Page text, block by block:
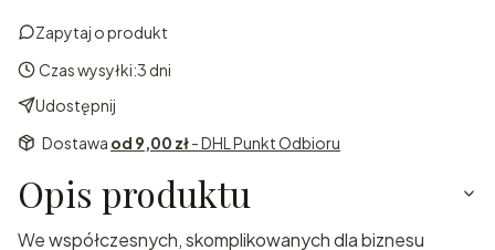
Zapytaj o produkt
Czas wysyłki:3 dni
Udostępnij
Dostawa od 9,00 zł- DHL Punkt Odbioru
Opis produktu
We współczesnych, skomplikowanych dla biznesu